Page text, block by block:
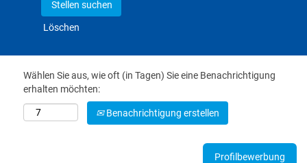
Löschen
Wählen Sie aus, wie oft (in Tagen) Sie eine Benachrichtigung
erhalten möchten:
Benachrichtigung erstellen
Profilbewerbung